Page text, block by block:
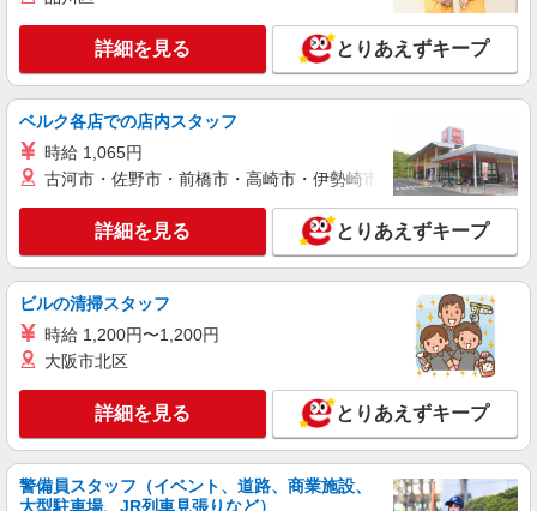
アルバイト
そんぽの家S 板橋若木/2041bc3
登録ヘルパー
時給：1,270円 ーーーーーーー 【資格取得
後】 時給1,620円〜 ＊早朝夜間：時給2,003円〜
＊日曜祝日：時給1,920円〜 ーーーーーーー
詳細を見る
SOMPOケア 徳丸 小規模多機能/3050ka2
介護スタッフ
★（東京都）居住支援特別手当対象求人 【介
初任者研修（ヘルパー1級・2級）】 時給1,330円
◎週20時間以上勤務（社保加入者）の場合は時給
1,380円 ※居住支援特別手当は勤続5年目までの方
はさらに時給＋50円（再入社者は除く） ◎夜勤1
勤務（時給制）：26,280円〜28,360円
キープ 詳細を見る
正社員
詳細を見る とりあえずキープ
ベルク各店での店内スタッフ
時給 1,065円
古河市・佐野市・前橋市・高崎市・伊勢崎市・太田市・館林市
詳細を見る とりあえずキープ
ビルの清掃スタッフ
時給 1,200円〜1,200円
大阪市北区
詳細を見る とりあえずキープ
警備員スタッフ（イベント、道路、商業施設、
大型駐車場、JR列車見張りなど）